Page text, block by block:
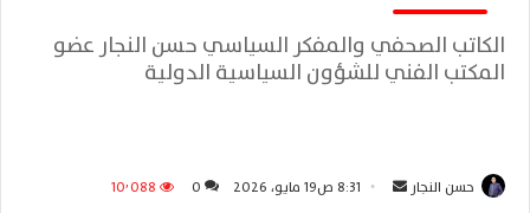
الكاتب الصحفي والمفكر السياسي حسن النجار عضو
المكتب الفني للشؤون السياسية الدولية
حسن النجار 8:31 ص19 مايو، 2026 0
10٬088